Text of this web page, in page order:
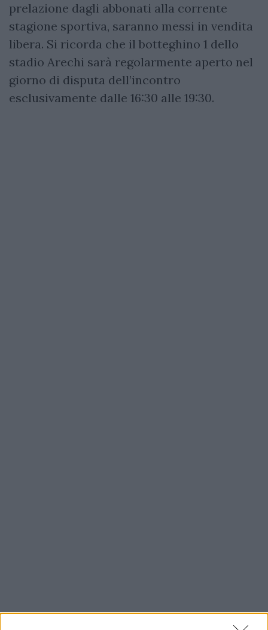
prelazione dagli abbonati alla corrente
stagione sportiva, saranno messi in vendita
libera. Si ricorda che il botteghino 1 dello
stadio Arechi sarà regolarmente aperto nel
giorno di disputa dell’incontro
esclusivamente dalle 16:30 alle 19:30.